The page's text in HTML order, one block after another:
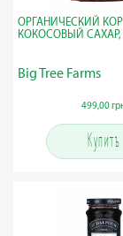
ОРГАНИЧЕСКИЙ
КОКОСОВЫЙ САХАР,
Big Tree Farms
499,00
Купить